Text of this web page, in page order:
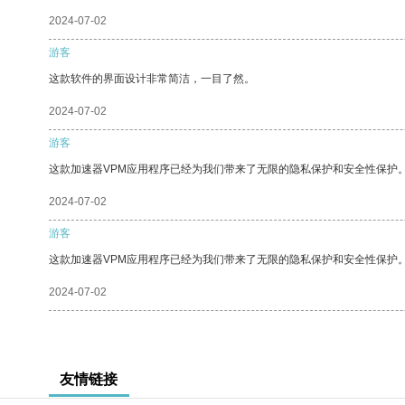
2024-07-02
游客
这款软件的界面设计非常简洁，一目了然。
2024-07-02
游客
这款加速器VPM应用程序已经为我们带来了无限的隐私保护和安全性保护
2024-07-02
游客
这款加速器VPM应用程序已经为我们带来了无限的隐私保护和安全性保护
2024-07-02
友情链接